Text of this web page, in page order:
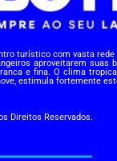
turístico com vasta
aproveitarem suas
e fina. O clima
estimula fortemente
Direitos Reservados.